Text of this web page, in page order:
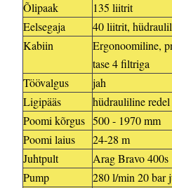
Õlipaak
135 liitrit
Eelsegaja
40 liitrit,
Kabiin
Ergonoomiline,
tase 4 filtriga
Töövalgus
jah
Ligipääs
hüdrauliline redel
Poomi kõrgus 500 - 1970 mm
Poomi laius
24-28 m
Juhtpult
Arag Bravo 400s
Pump
280 l/min 20 bar